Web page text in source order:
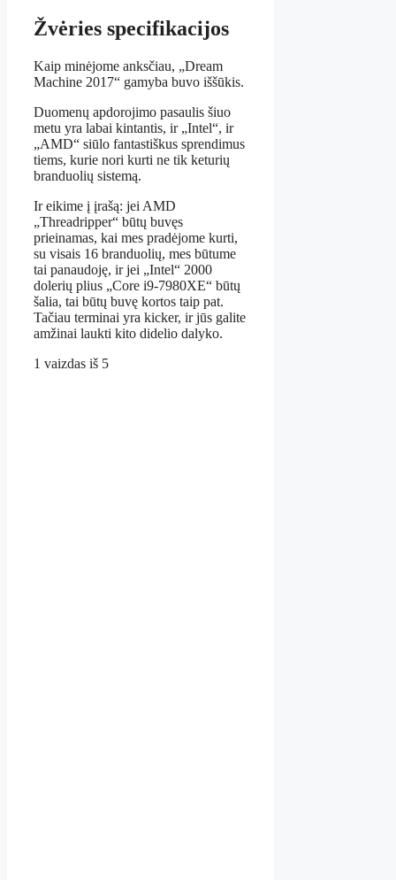
Žvėries specifikacijos
Kaip minėjome anksčiau, „Dream
Machine 2017“ gamyba buvo iššūkis.
Duomenų apdorojimo pasaulis šiuo
metu yra labai kintantis, ir „Intel“, ir
„AMD“ siūlo fantastiškus sprendimus
tiems, kurie nori kurti ne tik keturių
branduolių sistemą.
Ir eikime į įrašą: jei AMD
„Threadripper“ būtų buvęs
prieinamas, kai mes pradėjome kurti,
su visais 16 branduolių, mes būtume
tai panaudoję, ir jei „Intel“ 2000
dolerių plius „Core i9-7980XE“ būtų
šalia, tai būtų buvę kortos taip pat.
Tačiau terminai yra kicker, ir jūs galite
amžinai laukti kito didelio dalyko.
1 vaizdas iš 5